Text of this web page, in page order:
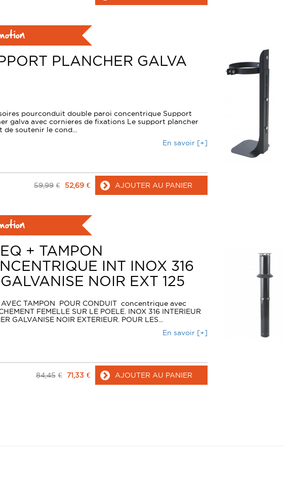
PLANCHER GALVA
pourconduit double paroi concentrique Support
galva avec cornieres de fixations Le support plancher
de soutenir le cond...
En savoir [+]
59,99 € 52,69 € AJOUTER AU PANIER
+ TAMPON
INT INOX 316
NOIR EXT 125
AVEC TAMPON POUR CONDUIT concentrique avec
FEMELLE SUR LE POELE. INOX 316 INTERIEUR
GALVANISE NOIR EXTERIEUR. POUR LES...
En savoir [+]
84,45 € 71,33 € AJOUTER AU PANIER